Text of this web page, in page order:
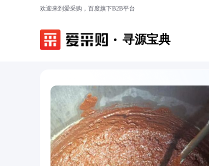
欢迎来到爱采购，百度旗下B2B平台
寻源宝典